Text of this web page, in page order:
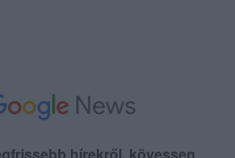
hírekről, kövessen